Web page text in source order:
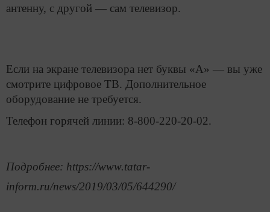
антенну, с другой — сам телевизор.
Если на экране телевизора нет буквы «А» — вы уже
смотрите цифровое ТВ. Дополнительное
оборудование не требуется.
Телефон горячей линии: 8-800-220-20-02.
Подробнее: https://www.tatar-
inform.ru/news/2019/03/05/644290/